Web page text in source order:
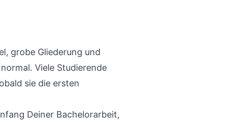
grobe Gliederung und
Viele Studierende
sie die ersten
Deiner Bachelorarbeit,